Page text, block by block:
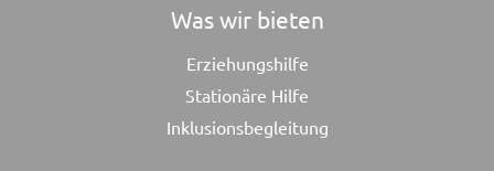
Was wir bieten
Erziehungshilfe
Stationäre Hilfe
Inklusionsbegleitung